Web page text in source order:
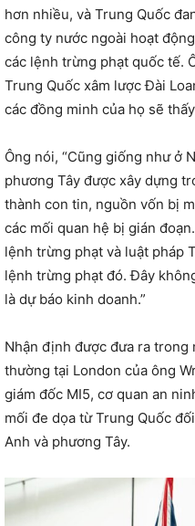
hơn nhiều, và Trung Quốc
công ty nước ngoài hoạt
các lệnh trừng phạt quốc tế.
Trung Quốc xâm lược Đài
các đồng minh của họ sẽ
Ông nói, “Cũng giống như ở
phương Tây được xây dựng
thành con tin, nguồn vốn bị
các mối quan hệ bị gián
lệnh trừng phạt và luật pháp
lệnh trừng phạt đó. Đây
là dự báo kinh doanh.”
Nhận định được đưa ra
thường tại London của ông
giám đốc MI5, cơ quan an
mối đe dọa từ Trung Quốc
Anh và phương Tây.